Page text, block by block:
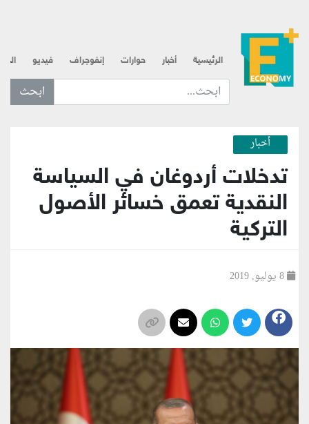
الرئيسية أخبار حوارات إنفوجراف فيديو
ابحث عن... :
أخبار
تدخلات أردوغان في السياسة
النقدية تعمق خسائر الأصول
التركية